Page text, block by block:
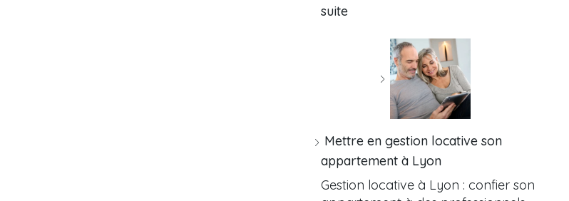
suite
Mettre en gestion locative son
appartement à Lyon
Gestion locative à Lyon : confier son